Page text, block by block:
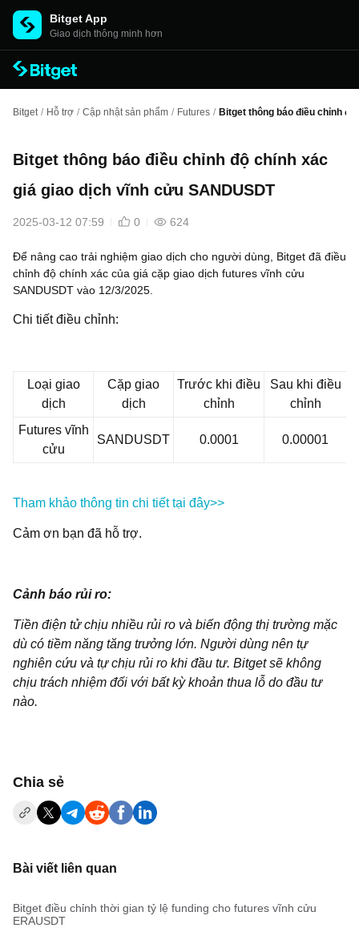
Bitget App
Giao dịch thông minh hơn
Bitget / Hỗ trợ / Cập nhật sản phẩm / Futures / Bitget thông báo điều chỉnh
Bitget thông báo điều chỉnh độ chính xác
giá giao dịch vĩnh cửu SANDUSDT
2025-03-12 07:59 0 624
Để nâng cao trải nghiệm giao dịch cho người dùng, Bitget đã điều
chỉnh độ chính xác của giá cặp giao dịch futures vĩnh cửu
SANDUSDT vào 12/3/2025.
Chi tiết điều chỉnh:
Loại giao
dịch
Cặp giao
dịch
Trước khi điều
chỉnh
Sau khi điều
chỉnh
Futures vĩnh
cửu
SANDUSDT 0.0001 0.00001
Tham khảo thông tin chi tiết tại đây>>
Cảm ơn bạn đã hỗ trợ.
Cảnh báo rủi ro:
Tiền điện tử chịu nhiều rủi ro và biến động thị trường mặc
dù có tiềm năng tăng trưởng lớn. Người dùng nên tự
nghiên cứu và tự chịu rủi ro khi đầu tư. Bitget sẽ không
chịu trách nhiệm đối với bất kỳ khoản thua lỗ do đầu tư
nào.
‌Chia sẻ
Bài viết liên quan
Bitget điều chỉnh thời gian tỷ lệ funding cho futures vĩnh cửu
ERAUSDT